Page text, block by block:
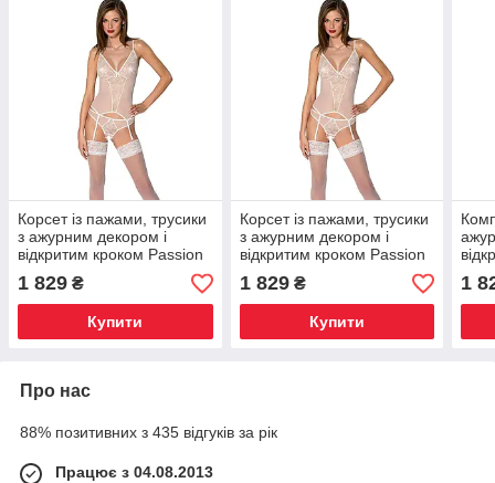
Корсет із пажами, трусики
з ажурним декором і
відкритим кроком Passion
URSULA CORSET L/XL,
white, Київ
1 829 ₴
Купити
Корсет із пажами, трусики
з ажурним декором і
відкритим кроком Passion
URSULA CORSET S/M,
white, Київ
1 829₴
Купити
Київ
1
Про нас
88% позитивних з 435 відгуків за рік
Працює з 04.08.2013